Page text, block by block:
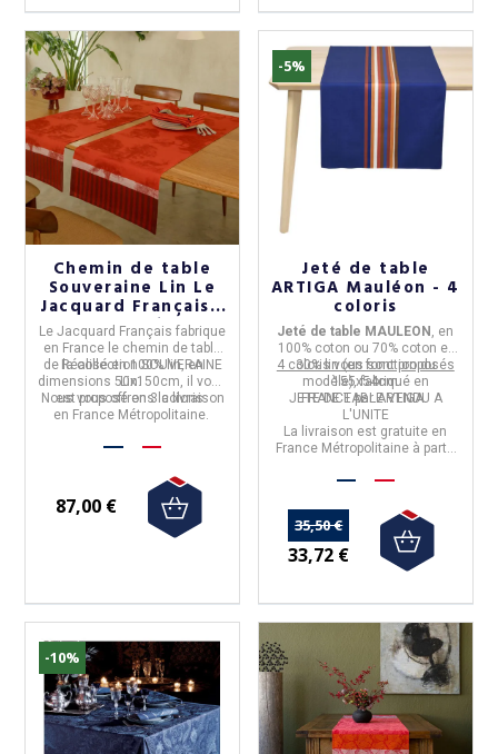
Chemin de table
Souveraine Lin Le
Jacquard Français -
3 coloris
Le Jacquard Françaisfabrique
en France le chemin de table
de la collectionSOUVERAINE
Lin.
Réalisé en100% lin, en
dimensions 50x150cm, il vous
est proposé en 3 coloris.
Nous vous offrons la livraison
en France Métropolitaine.
87,00 €
-5%
Jeté de table
ARTIGA Mauléon - 4
coloris
Jeté de table MAULEON, en
100% coton ou 70% coton et
30% lin (en fonction du
modèle), fabriqué en
FRANCEparARTIGA.
4 coloris vous sont proposés
155x54cm
JETE DE TABLE VENDU A
L'UNITE
La livraison est gratuite en
France Métropolitaine à partir
35,50 €
33,72 €
-10%